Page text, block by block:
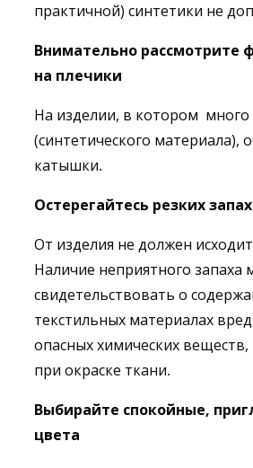
практичной) синтетики не
Внимательно рассмотрите
на плечики
На изделии, в котором много
(синтетического материала),
катышки.
Остерегайтесь резких
От изделия не должен
Наличие неприятного запаха
свидетельствовать о
текстильных материалах
опасных химических
при окраске ткани.
Выбирайте спокойные,
цвета